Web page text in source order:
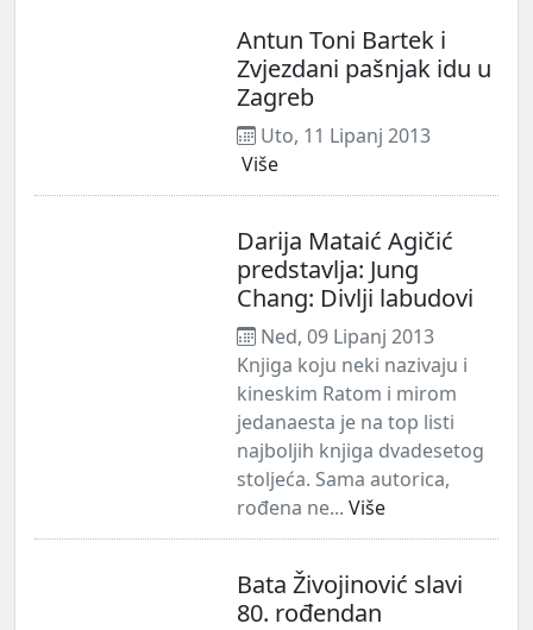
Antun Toni Bartek i
Zvjezdani pašnjak idu u
Zagreb
Uto, 11 Lipanj 2013
Više
Darija Mataić Agičić
predstavlja: Jung
Chang: Divlji labudovi
Ned, 09 Lipanj 2013
Knjiga koju neki nazivaju i
kineskim Ratom i mirom
jedanaesta je na top listi
najboljih knjiga dvadesetog
stoljeća. Sama autorica,
rođena ne... Više
Bata Živojinović slavi
80. rođendan